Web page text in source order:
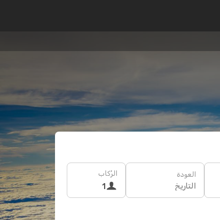
العودة
التاريخ
الرُكاب
1